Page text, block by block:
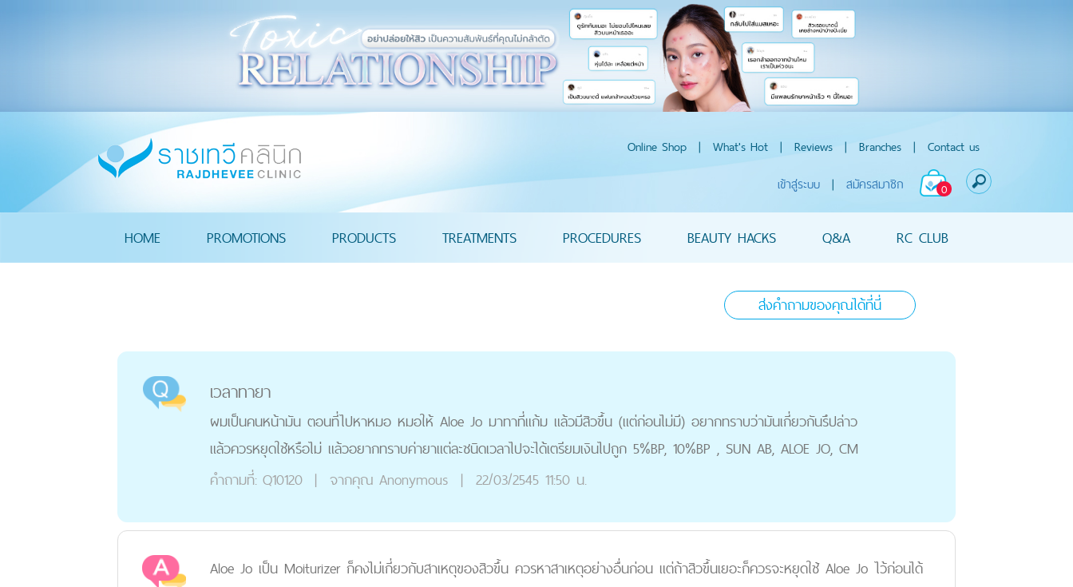
Online Shop | What's Hot | Reviews | Branches | Contact us
0
เข้าสู่ระบบ | สมัครสมาชิก
HOME PROMOTIONS PRODUCTS TREATMENTS PROCEDURES BEAUTY HACKS Q&A RC CLUB
ส่งคำถามของคุณได้ที่นี่
เวลาทายา
ผมเป็นคนหน้ามัน ตอนที่ไปหาหมอ หมอให้ Aloe Jo มาทาที่แก้ม แล้วมีสิวขึ้น (แต่ก่อนไม่มี) อยากทราบว่ามันเกี่ยวกันรึปล่าว
แล้วควรหยุดใช้หรือไม่ แล้วอยากทราบค่ายาแต่ละชนิดเวลาไปจะได้เตรียมเงินไปถูก 5%BP, 10%BP , SUN AB, ALOE JO, CM
คำถามที่: Q10120 | จากคุณ Anonymous | 22/03/2545 11:50 น.
Aloe Jo เป็น Moiturizer ก็คงไม่เกี่ยวกับสาเหตุของสิวขึ้น ควรหาสาเหตุอย่างอื่นก่อน แต่ถ้าสิวขึ้นเยอะก็ควรจะหยุดใช้ Aloe Jo ไว้ก่อนได้